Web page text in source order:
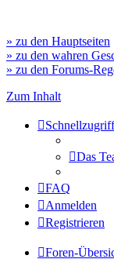
» zu den Hauptseiten
» zu den wahren
» zu den Forums-
Zum Inhalt
Schnellzugriff
Das
FAQ
Anmelden
Registrieren
Foren-